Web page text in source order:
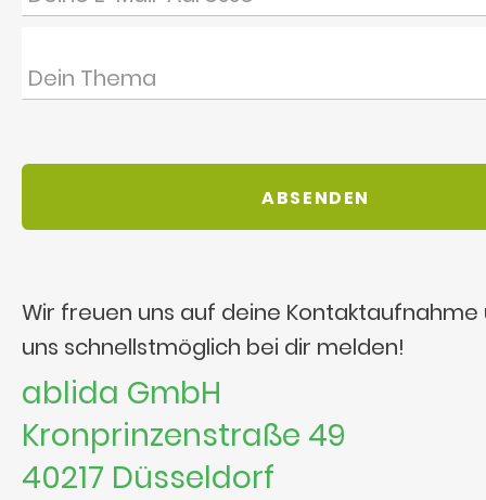
Wir freuen uns auf deine
uns schnellstmöglich bei dir melden!
ablida GmbH
Kronprinzenstraße 49
40217 Düsseldorf